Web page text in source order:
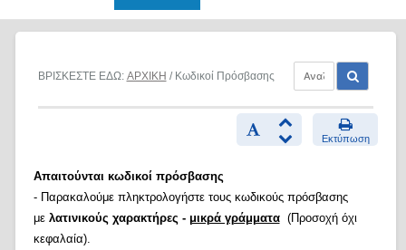
ΒΡΙΣΚΕΣΤΕ ΕΔΩ: ΑΡΧΙΚΗ / Κωδικοί Πρόσβασης
Εκτύπωση
Απαιτούνται κωδικοί πρόσβασης
- Παρακαλούμε πληκτρολογήστε τους κωδικούς πρόσβασης
με λατινικούς χαρακτήρες - μικρά γράμματα(Προσοχή όχι
κεφαλαία).